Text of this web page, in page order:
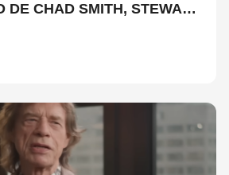
DE CHAD SMITH, STEWART